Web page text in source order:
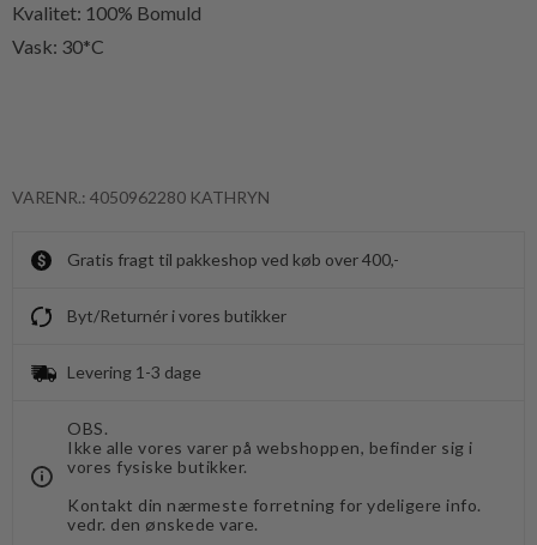
Kvalitet: 100% Bomuld
Vask: 30*C
VARENR.: 4050962280 KATHRYN
Gratis fragt til pakkeshop ved køb over 400,-
Byt/Returnér i vores butikker
Levering 1-3 dage
OBS.
Ikke alle vores varer på webshoppen, befinder sig i
vores fysiske butikker.
Kontakt din nærmeste forretning for ydeligere info.
vedr. den ønskede vare.